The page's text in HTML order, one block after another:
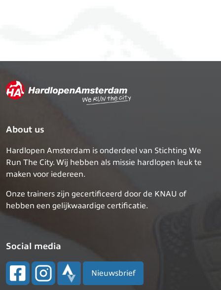
About us
Hardlopen Amsterdam is onderdeel van Stichting We
Run The City. Wij hebben als missie hardlopen leuk te
maken voor iedereen.
Onze trainers zijn gecertificeerd door de KNAU of
hebben een gelijkwaardige certificatie.
Social media
Nieuwsbrief